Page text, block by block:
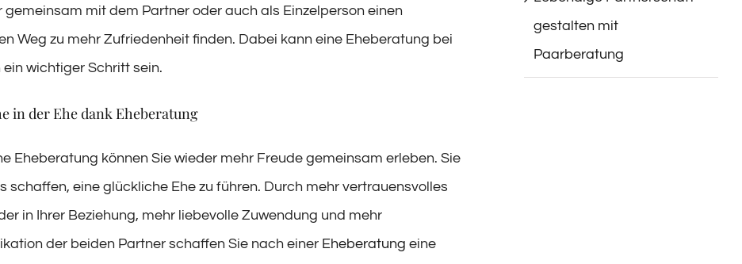
gemeinsam mit dem Partner oder auch als Einzelperson einen
Weg zu mehr Zufriedenheit finden. Dabei kann eine Eheberatung bei
ein wichtiger Schritt sein.
in der Ehe dank Eheberatung
Eheberatung können Sie wieder mehr Freude gemeinsam erleben. Sie
schaffen, eine glückliche Ehe zu führen. Durch mehr vertrauensvolles
in Ihrer Beziehung, mehr liebevolle Zuwendung und mehr
der beiden Partner schaffen Sie nach einer Eheberatung eine
gestalten mit
Paarberatung